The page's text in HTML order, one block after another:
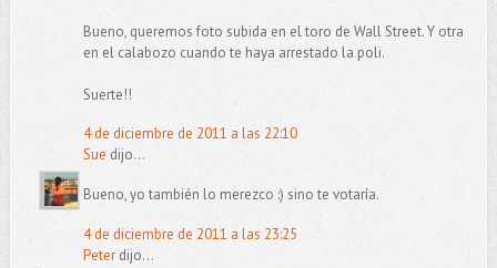
Bueno, queremos foto subida en el toro de Wall Street. Y otra
en el calabozo cuando te haya arrestado la poli.
Suerte!!
4 de diciembre de 2011 a las 22:10
Sue dijo...
Bueno, yo también lo merezco :) sino te votaría.
4 de diciembre de 2011 a las 23:25
Peterdijo...